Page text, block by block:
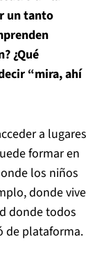
un tanto
¿Qué
“mira, ahí
a lugares
formar en
los niños
donde vive
donde todos
de plataforma.